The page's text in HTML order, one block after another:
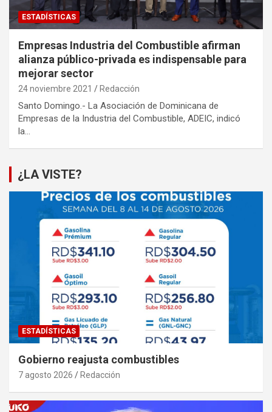
ESTADÍSTICAS
Empresas Industria del Combustible afirman
alianza público-privada es indispensable para
mejorar sector
24 noviembre 2021 Redacción
Santo Domingo.- La Asociación de Dominicana de
Empresas de la Industria del Combustible, ADEIC, indicó
la…
¿LA VISTE?
ESTADÍSTICAS
Gobierno reajusta combustibles
7 agosto 2026 Redacción